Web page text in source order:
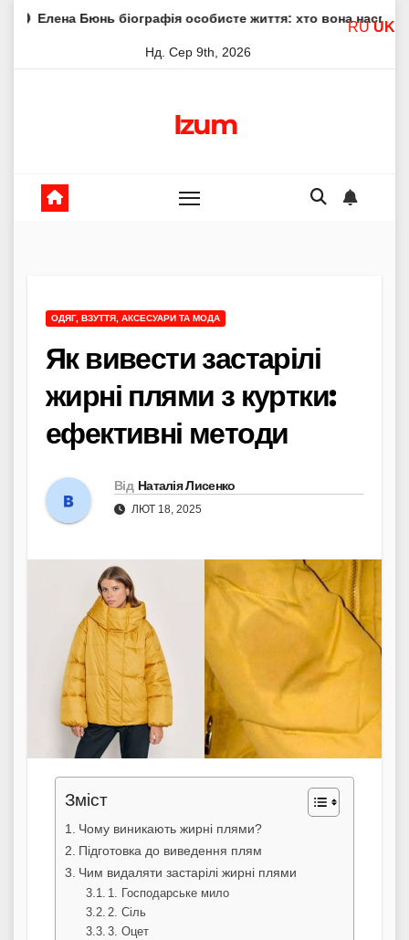
Skipбіографія особисте життя: хто вона насправді Елена
Нд. Сер 9th, 2026
Izum
ОДЯГ, ВЗУТТЯ, АКСЕСУАРИ ТА МОДА
Як вивести застарілі
жирні плями з куртки:
ефективні методи
Від Наталія Лисенко
ЛЮТ 18, 2025
Зміст
Чому виникають жирні плями?
Підготовка до виведення плям
Чим видаляти застарілі жирні плями
1. Господарське мило
2. Сіль
3. Оцет
RU UK